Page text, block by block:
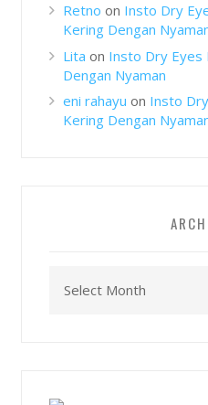
Retno on Insto Dry
Kering Dengan
Lita on Insto Dry Eyes
Dengan Nyaman
eni rahayu on Insto
Kering Dengan